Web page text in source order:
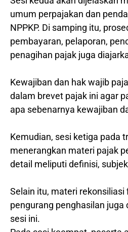
umum perpajakan dan
NPPKP. Di samping itu,
pembayaran, pelaporan,
penagihan pajak juga
Kewajiban dan hak wajib
dalam brevet pajak ini agar
apa sebenarnya kewajiban
Kemudian, sesi ketiga pada
menerangkan materi pajak
detail meliputi definisi,
Selain itu, materi rekonsiliasi
pengurang penghasilan juga
sesi ini.